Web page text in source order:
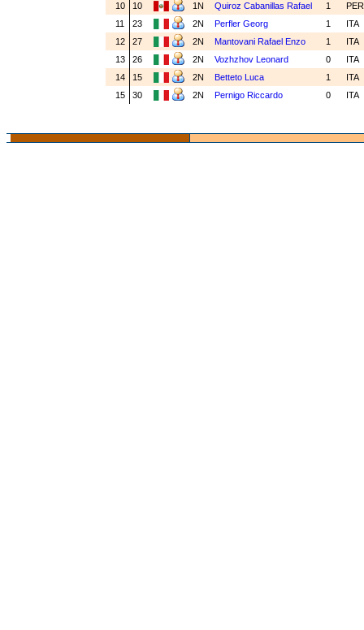
10
10 1N Quiroz Cabanillas Rafael 1
11
23 2N Perfler Georg 1
ITA
12
27 2N Mantovani Rafael Enzo 1
ITA
13
26 2N Vozhzhov Leonard 0
ITA
14
15 2N Betteto Luca 1
ITA
15
30 2N Pernigo Riccardo 0 ITA